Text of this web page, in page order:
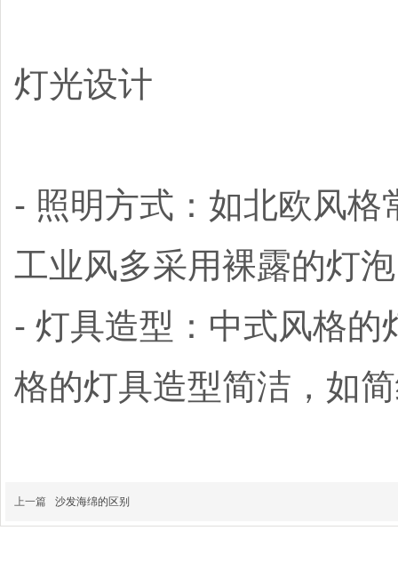
灯光设计
- 照明方式：如北欧风
工业风多采用裸露的灯
- 灯具造型：中式风格
格的灯具造型简洁，如
上一篇 沙发海绵的区别